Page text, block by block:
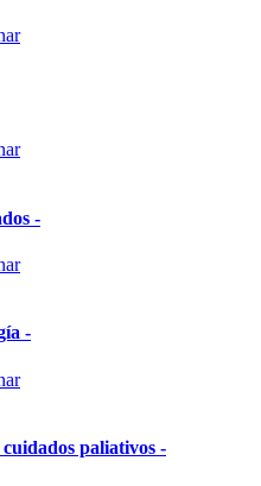
-
-
paliativos -